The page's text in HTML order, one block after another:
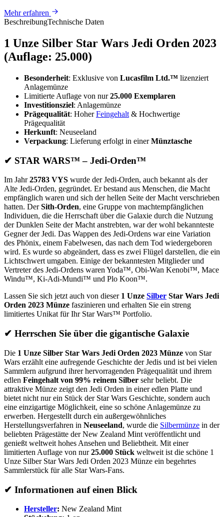
Mehr erfahren
BeschreibungTechnische Daten
1 Unze Silber Star Wars Jedi Orden 2023
(Auflage: 25.000)
Besonderheit: Exklusive von Lucasfilm Ltd.™ lizenziert
Anlagemünze
Limitierte Auflage von nur25.000 Exemplaren
Investitionsziel: Anlagemünze
Prägequalität: HoherFeingehalt & Hochwertige
Prägequalität
Herkunft: Neuseeland
Verpackung: Lieferung erfolgt in einerMünztasche
✔ STAR WARS™ – Jedi-Orden™
Im Jahr25783 VYS wurde der Jedi-Orden, auch bekannt als der
Alte Jedi-Orden, gegründet. Er bestand aus Menschen, die Macht
empfänglich waren und sich der hellen Seite der Macht verschrieben
hatten. DerSith-Orden, eine Gruppe von machtempfänglichen
Individuen, die die Herrschaft über die Galaxie durch die Nutzung
der Dunklen Seite der Macht anstrebten, war der wohl bekannteste
Gegner der Jedi. Das Wappen des Jedi-Ordens war eine Variation
des Phönix, einem Fabelwesen, das nach dem Tod wiedergeboren
wird. Es wurde so abgeändert, dass es zwei Flügel darstellen, die ein
Lichtschwert umgaben. Einige der bekanntesten Mitglieder und
Vertreter des Jedi-Ordens waren Yoda™, Obi-Wan Kenobi™, Mace
Windu™, Ki-Adi-Mundi™ und Plo Koon™.
Lassen Sie sich jetzt auch von dieser 1 Unze Silber Star Wars Jedi
Orden 2023 Münze faszinieren und erhalten Sie ein streng
limitiertes Unikat für Ihr Star Wars™ Portfolio.
✔ Herrschen Sie über die gigantische Galaxie
Die 1 Unze Silber Star Wars Jedi Orden 2023 Münze von Star
Wars erzählt eine aufregende Geschichte der Jedis und ist bei vielen
Sammlern aufgrund ihrer hervorragenden Prägequalität und ihrem
edlen Feingehalt von 99% reinem Silber sehr beliebt. Die
attraktive Münze zeigt den Jedi Orden in einer edlen Platte und
bietet nicht nur ein Stück der Star Wars Geschichte, sondern auch
eine einzigartige Möglichkeit, eine so schöne Anlagemünze zu
erwerben. Hergestellt durch ein außergewöhnliches
Herstellungsverfahren in Neuseeland, wurde die Silbermünze in der
beliebten Prägestätte der New Zealand Mint veröffentlicht und
genießt weltweit hohes Ansehen und Beliebtheit. Mit einer
limitierten Auflage von nur25.000 Stück weltweit ist die schöne 1
Unze Silber Star Wars Jedi Orden 2023 Münze ein begehrtes
Sammlerstück für alle Star Wars-Fans.
✔ Informationen auf einen Blick
Hersteller: New Zealand Mint